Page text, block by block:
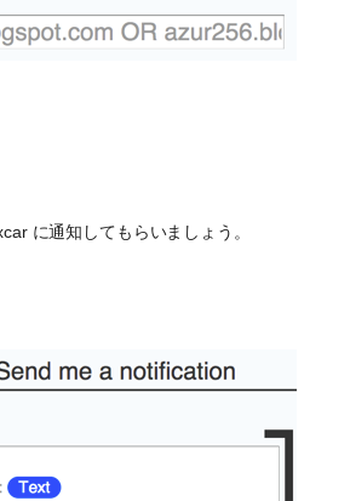
に通知してもらいましょう。